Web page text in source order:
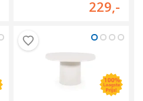
229,-